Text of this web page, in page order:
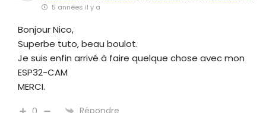
5 années il y a
Bonjour Nico,
Superbe tuto, beau boulot.
Je suis enfin arrivé à faire quelque chose avec mon
ESP32-CAM
MERCI.